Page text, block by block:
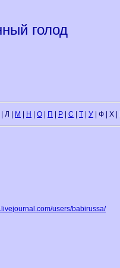
голод
| Л | М Н О П Р С Т У | Ф | Х |
users/babirussa/